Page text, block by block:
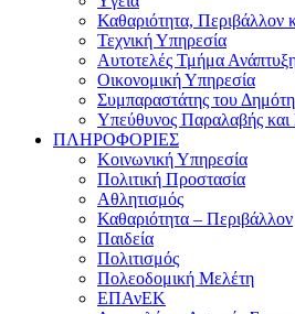
Καθαριότητα, Περιβάλλον
Τεχνική Υπηρεσία
Αυτοτελές Τμήμα
Οικονομική Υπηρεσία
Συμπαραστάτης του
Υπεύθυνος Παραλαβής
ΠΛΗΡΟΦΟΡΙΕΣ
Κοινωνική Υπηρεσία
Πολιτική Προστασία
Αθλητισμός
Καθαριότητα – Περιβάλλον
Παιδεία
Πολιτισμός
Πολεοδομική Μελέτη
ΕΠΑνΕΚ